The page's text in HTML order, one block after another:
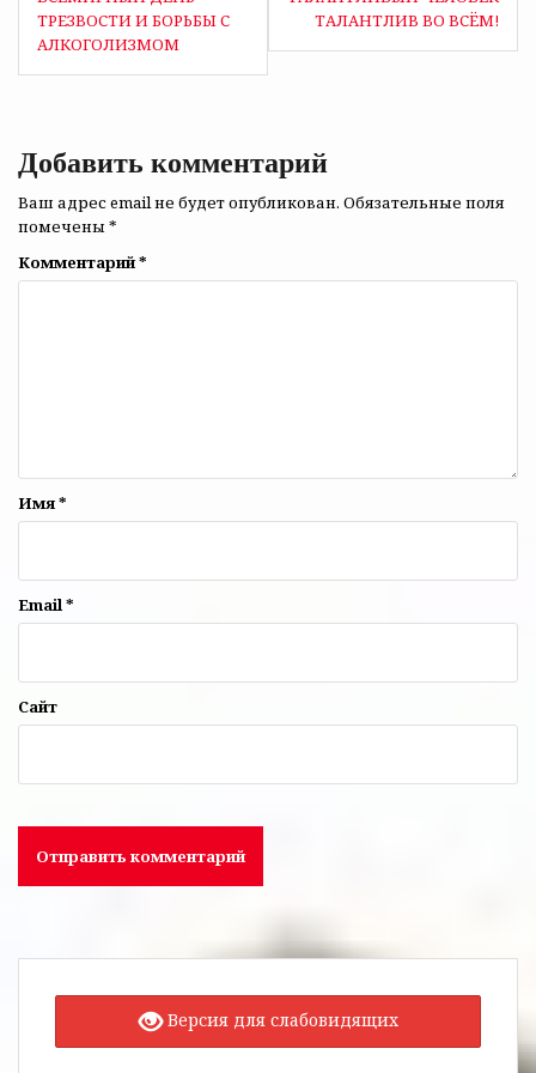
по
записям
ТРЕЗВОСТИ И БОРЬБЫ С
АЛКОГОЛИЗМОМ
ТАЛАНТЛИВ ВО ВСЁМ!
Добавить комментарий
Ваш адрес email не будет опубликован. Обязательные поля
помечены *
Комментарий*
Имя*
Email *
Сайт
Версия для слабовидящих